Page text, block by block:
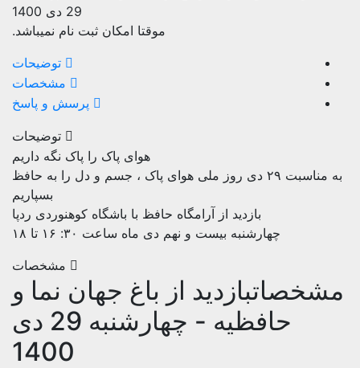
موقتا امکان ثبت نام نمیباشد.
توضیحات
مشخصات
پرسش و پاسخ
توضیحات
هوای پاک را پاک نگه داریم
به مناسبت ۲۹ دی روز ملی هوای پاک ، جسم و دل را به حافظ
بازدید از آرامگاه حافظ با باشگاه کوهنوردی ردپا
چهارشنبه بیست و نهم دی ماه ساعت ۳۰: ۱۶ تا ۱۸
مشخصات
بازدید از باغ جهان نما و
حافظیه - چهارشنبه 29 دی
1400